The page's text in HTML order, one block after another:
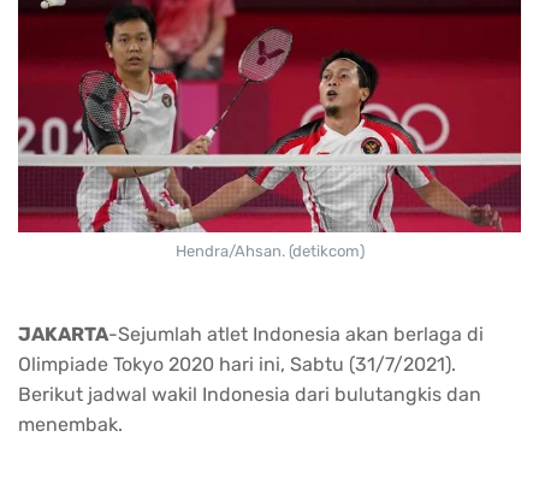
Hendra/Ahsan. (detikcom)
JAKARTA-Sejumlah atlet Indonesia akan berlaga di
Olimpiade Tokyo 2020 hari ini, Sabtu (31/7/2021).
Berikut jadwal wakil Indonesia dari bulutangkis dan
menembak.